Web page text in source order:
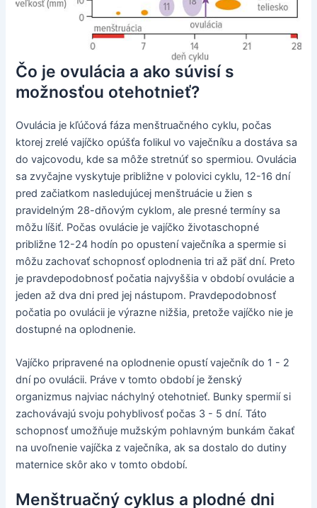
Čo je ovulácia a ako súvisí s
možnosťou otehotnieť?
Ovulácia je kľúčová fáza menštruačného cyklu, počas
ktorej zrelé vajíčko opúšťa folikul vo vaječníku a dostáva sa
do vajcovodu, kde sa môže stretnúť so spermiou. Ovulácia
sa zvyčajne vyskytuje približne v polovici cyklu, 12-16 dní
pred začiatkom nasledujúcej menštruácie u žien s
pravidelným 28-dňovým cyklom, ale presné termíny sa
môžu líšiť. Počas ovulácie je vajíčko životaschopné
približne 12-24 hodín po opustení vaječníka a spermie si
môžu zachovať schopnosť oplodnenia tri až päť dní. Preto
je pravdepodobnosť počatia najvyššia v období ovulácie a
jeden až dva dni pred jej nástupom. Pravdepodobnosť
počatia po ovulácii je výrazne nižšia, pretože vajíčko nie je
dostupné na oplodnenie.
Vajíčko pripravené na oplodnenie opustí vaječník do 1 - 2
dní po ovulácii. Práve v tomto období je ženský
organizmus najviac náchylný otehotnieť. Bunky spermií si
zachovávajú svoju pohyblivosť počas 3 - 5 dní. Táto
schopnosť umožňuje mužským pohlavným bunkám čakať
na uvoľnenie vajíčka z vaječníka, ak sa dostalo do dutiny
maternice skôr ako v tomto období.
Menštruačný cyklus a plodné dni